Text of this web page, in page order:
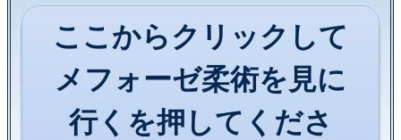
ここからクリックして
メフォーゼ柔術を見に
行くを押してくださ